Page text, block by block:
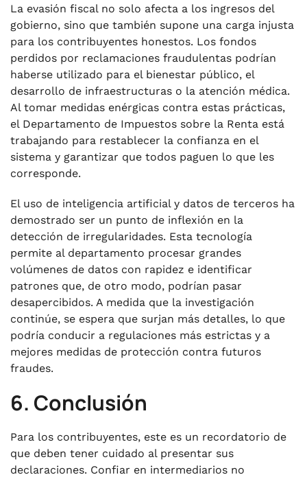
La evasión fiscal no solo afecta a los ingresos del
gobierno, sino que también supone una carga injusta
para los contribuyentes honestos. Los fondos
perdidos por reclamaciones fraudulentas podrían
haberse utilizado para el bienestar público, el
desarrollo de infraestructuras o la atención médica.
Al tomar medidas enérgicas contra estas prácticas,
el Departamento de Impuestos sobre la Renta está
trabajando para restablecer la confianza en el
sistema y garantizar que todos paguen lo que les
corresponde.
El uso de inteligencia artificial y datos de terceros ha
demostrado ser un punto de inflexión en la
detección de irregularidades. Esta tecnología
permite al departamento procesar grandes
volúmenes de datos con rapidez e identificar
patrones que, de otro modo, podrían pasar
desapercibidos. A medida que la investigación
continúe, se espera que surjan más detalles, lo que
podría conducir a regulaciones más estrictas y a
mejores medidas de protección contra futuros
fraudes.
6. Conclusión
Para los contribuyentes, este es un recordatorio de
que deben tener cuidado al presentar sus
declaraciones. Confiar en intermediarios no